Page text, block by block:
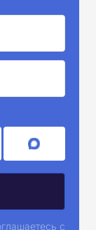
с